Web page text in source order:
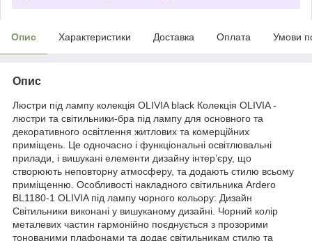
Опис Характеристики Доставка Оплата Умови
Опис
Люстри під лампу колекція OLIVIA black Колекція OLIVIA -
люстри та світильники-бра під лампу для основного та
декоративного освітлення житлових та комерційних
приміщень. Це одночасно і функціональні освітлювальні
прилади, і вишукані елементи дизайну інтер’єру, що
створюють неповторну атмосферу, та додають стилю всьому
приміщенню. Особливості накладного світильника Ardero
BL1180-1 OLIVIA під лампу чорного кольору: Дизайн
Світильники виконані у вишуканому дизайні. Чорний колір
металевих частин гармонійно поєднується з прозорими
тонованими плафонами та додає світильникам стилю та